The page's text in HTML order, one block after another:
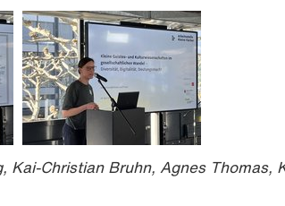
Christian Bruhn, Agnes Thomas,